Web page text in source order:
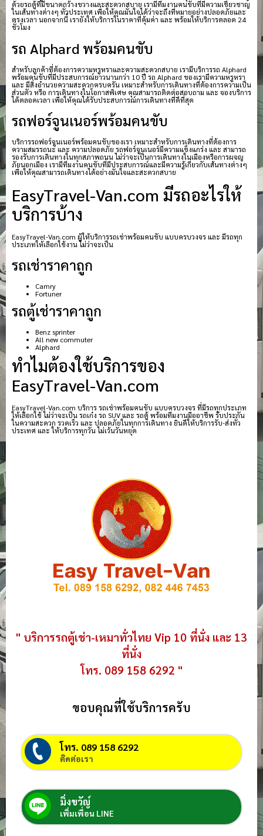
ด้วยรถตู้ที่มีขนาดกว้างขวางและสะดวกสบาย เรามีทีมงานคนขับที่มีความเชี่ยวชาญ
ในเส้นทางต่างๆ ทั่วประเทศ เพื่อให้คุณมั่นใจได้ว่าจะถึงที่หมายอย่างปลอดภัยและ
ตรงเวลา นอกจากนี้ เรายังให้บริการในราคาที่คุ้มค่า และ พร้อมให้บริการตลอด 24
ชั่วโมง
รถ Alphard พร้อมคนขับ
สำหรับลูกค้าที่ต้องการความหรูหราและความสะดวกสบาย เรามีบริการรถ Alphard
พร้อมคนขับที่มีประสบการณ์ยาวนานกว่า 10 ปี รถ Alphard ของเรามีความหรูหรา
และ มีสิ่งอำนวยความสะดวกครบครัน เหมาะสำหรับการเดินทางที่ต้องการความเป็น
ส่วนตัว หรือ การเดินทางในโอกาสพิเศษ คุณสามารถติดต่อสอบถาม และ จองบริการ
ได้ตลอดเวลา เพื่อให้คุณได้รับประสบการณ์การเดินทางที่ดีที่สุด
รถฟอร์จูนเนอร์พร้อมคนขับ
บริการรถฟอร์จูนเนอร์พร้อมคนขับของเรา เหมาะสำหรับการเดินทางที่ต้องการ
ความสมรรถนะ และ ความปลอดภัย รถฟอร์จูนเนอร์มีความแข็งแกร่ง และ สามารถ
รองรับการเดินทางในทุกสภาพถนน ไม่ว่าจะเป็นการเดินทางในเมืองหรือการผจญ
ภัยนอกเมือง เรามีทีมงานคนขับที่มีประสบการณ์และมีความรู้เกี่ยวกับเส้นทางต่างๆ
เพื่อให้คุณสามารถเดินทางได้อย่างมั่นใจและสะดวกสบาย
EasyTravel-Van.com มีรถอะไรให้
บริการบ้าง
EasyTravel-Van.com ผู้ให้บริการรถเช่าพร้อมคนขับ แบบครบวงจร และ มีรถทุก
ประเภทให้เลือกใช้งาน ไม่ว่าจะเป็น
รถเช่าราคาถูก
Camry
Fortuner
รถตู้เช่าราคาถูก
Benz sprinter
All new commuter
Alphard
ทำไมต้องใช้บริการของ
EasyTravel-Van.com
EasyTravel-Van.com บริการ รถเช่าพร้อมคนขับ แบบครบวงจร ที่มีรถทุกประเภท
ให้เลือกใช้ ไม่ว่าจะเป็น รถเก๋ง รถ SUV และ รถตู้ พร้อมทีมงานมืออาชีพ รับประกัน
ในความสะดวก รวดเร็ว และ ปลอดภัยในทุกการเดินทาง ยินดีให้บริการรับ-ส่งทั่ว
ประเทศ และ ให้บริการทุกวัน ไม่เว้นวันหยุด
" บริการรถตู้เช่า-เหมาทั่วไทย Vip 10 ที่นั่ง และ 13
ที่นั่ง
โทร. 089 158 6292 "
ขอบคุณที่ใช้บริการครับ
โทร. 089 158 6292
ติดต่อเรา
มิ่งขวัญ์
เพิ่มเพื่อน LINE